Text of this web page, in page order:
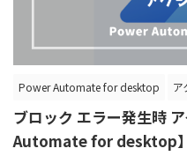
Power Automate for desktop ア
ブロック エラー発生時
Automate for desktop】